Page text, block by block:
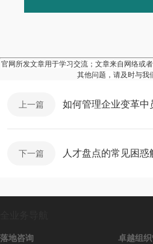
官网所发文章用于学习交流；文章来自网络或
其他问题，请及时与我
上一篇 如何管理企业变革中
下一篇 人才盘点的常见困惑
落地咨询
卓越组